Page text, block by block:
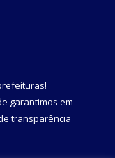
!
garantimos em
transparência